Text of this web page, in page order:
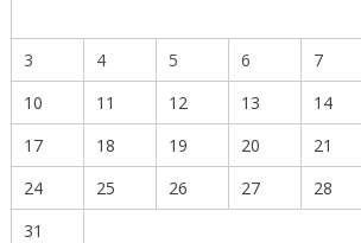
3
4 5 6 7
10
11 12 13 14
17
18 19 20 21
24
25 26 27 28
31